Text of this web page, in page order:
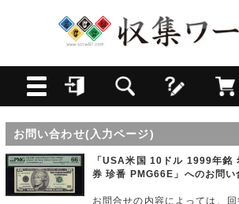
お問い合わせ(入力ページ)
「USA米国 10ドル 1999年銘
券 珍番 PMG66E」へのお問い
お問合せの内容によっては、